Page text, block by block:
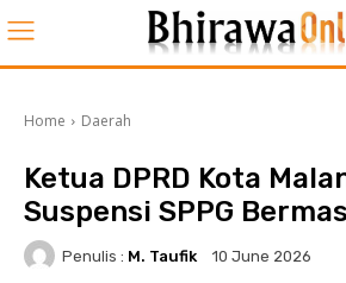
Home Daerah
Ketua DPRD Kota
Suspensi SPPG
Penulis : M. Taufik 10 June 2026